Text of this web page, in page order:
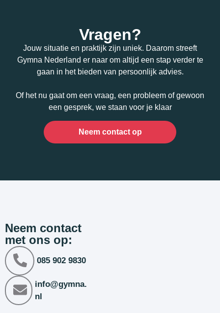
Vragen?
Jouw situatie en praktijk zijn uniek. Daarom streeft
Gymna Nederland er naar om altijd een stap verder te
gaan in het bieden van persoonlijk advies.
Of het nu gaat om een vraag, een probleem of gewoon
een gesprek, we staan voor je klaar
Neem contact op
Neem contact
met ons op:
085 902 9830
info@gymna.
nl